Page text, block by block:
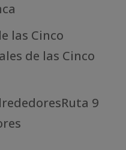
las Cinco
de las Cinco
9